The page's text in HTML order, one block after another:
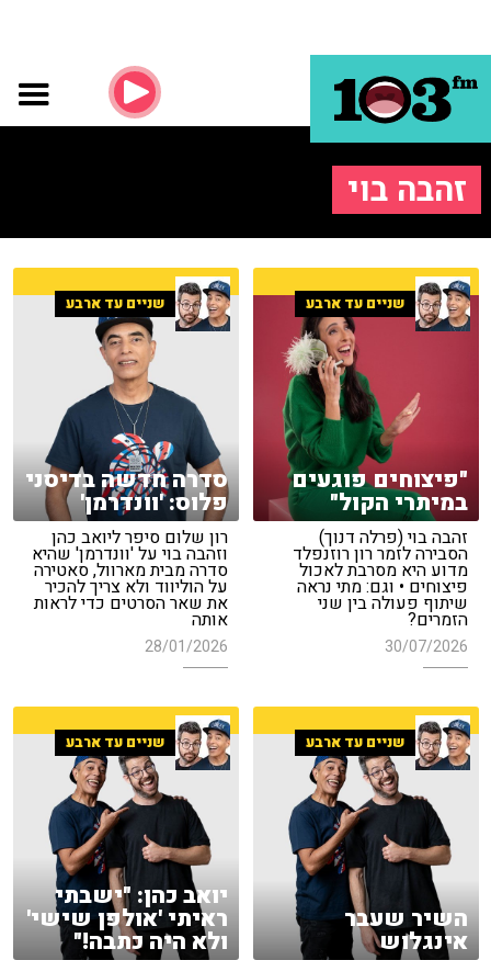
זהבה בוי
שניים עד ארבע
"פיצוחים פוגעים
במיתרי הקול"
זהבה בוי (פרלה דנוך)
הסבירה לזמר רון רוזנפלד
מדוע היא מסרבת לאכול
פיצוחים • וגם: מתי נראה
שיתוף פעולה בין שני
הזמרים?
30/07/2026
שניים עד ארבע
סדרה חדשה בדיסני
פלוס: 'וונדרמן'
רון שלום סיפר ליואב כהן
וזהבה בוי על 'וונדרמן' שהיא
סדרה מבית מארוול, סאטירה
על הוליווד ולא צריך להכיר
את שאר הסרטים כדי לראות
אותה
28/01/2026
שניים עד ארבע
השיר שעבר
אינגלוש
שניים עד ארבע
יואב כהן: "ישבתי
ראיתי 'אולפן שישי'
ולא היה כתבה!"